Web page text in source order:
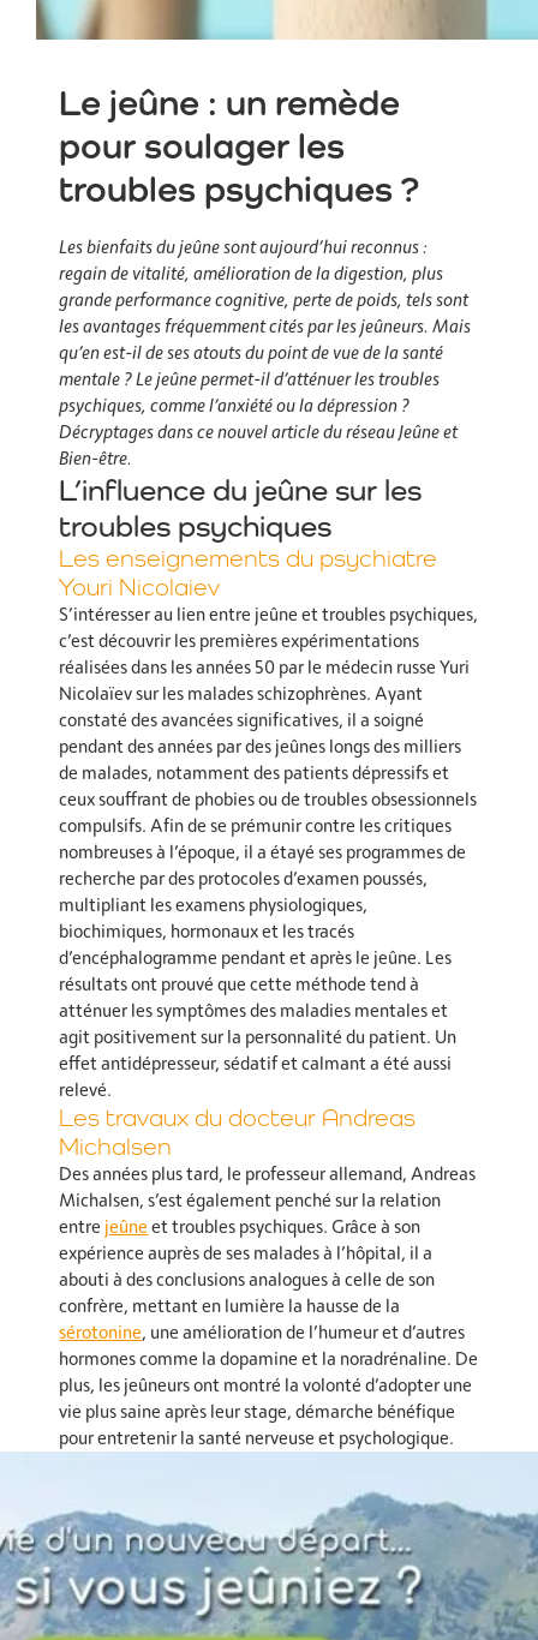
Le jeûne : un remède
pour soulager les
troubles psychiques ?
Les bienfaits du jeûne sont aujourd’hui reconnus :
regain de vitalité, amélioration de la digestion, plus
grande performance cognitive, perte de poids, tels sont
les avantages fréquemment cités par les jeûneurs. Mais
qu’en est-il de ses atouts du point de vue de la santé
mentale ? Le jeûne permet-il d’atténuer les troubles
psychiques, comme l’anxiété ou la dépression ?
Décryptages dans ce nouvel article du réseau Jeûne et
Bien-être.
L’influence du jeûne sur les
troubles psychiques
Les enseignements du psychiatre
Youri Nicolaiev
S’intéresser au lien entre jeûne et troubles psychiques,
c’est découvrir les premières expérimentations
réalisées dans les années 50 par le médecin russe Yuri
Nicolaïev sur les malades schizophrènes. Ayant
constaté des avancées significatives, il a soigné
pendant des années par des jeûnes longs des milliers
de malades, notamment des patients dépressifs et
ceux souffrant de phobies ou de troubles obsessionnels
compulsifs. Afin de se prémunir contre les critiques
nombreuses à l’époque, il a étayé ses programmes de
recherche par des protocoles d’examen poussés,
multipliant les examens physiologiques,
biochimiques, hormonaux et les tracés
d’encéphalogramme pendant et après le jeûne. Les
résultats ont prouvé que cette méthode tend à
atténuer les symptômes des maladies mentales et
agit positivement sur la personnalité du patient. Un
effet antidépresseur, sédatif et calmant a été aussi
relevé.
Les travaux du docteur Andreas
Michalsen
Des années plus tard, le professeur allemand, Andreas
Michalsen, s’est également penché sur la relation
entre jeûne et troubles psychiques. Grâce à son
expérience auprès de ses malades à l’hôpital, il a
abouti à des conclusions analogues à celle de son
confrère, mettant en lumière la hausse de la
sérotonine, une amélioration de l’humeur et d’autres
hormones comme la dopamine et la noradrénaline. De
plus, les jeûneurs ont montré la volonté d’adopter une
vie plus saine après leur stage, démarche bénéfique
pour entretenir la santé nerveuse et psychologique.